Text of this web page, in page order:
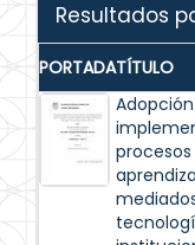
Resultados
PORTADATÍTULO
procesos